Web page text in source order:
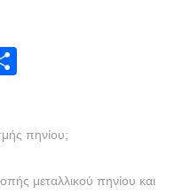
πηνίου;
μεταλλικού πηνίου και